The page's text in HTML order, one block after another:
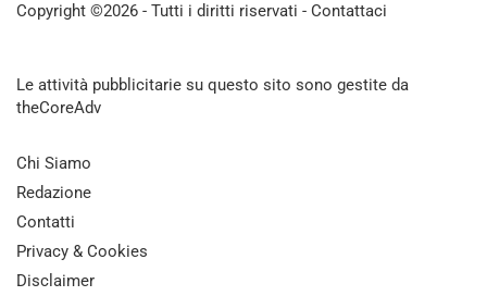
Copyright ©2026 - Tutti i diritti riservati - Contattaci
Le attività pubblicitarie su questo sito sono gestite da
theCoreAdv
Chi Siamo
Redazione
Contatti
Privacy & Cookies
Disclaimer